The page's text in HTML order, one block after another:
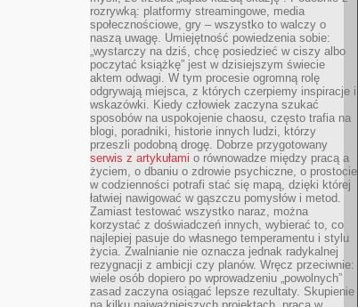
rozrywką: platformy streamingowe, media
społecznościowe, gry – wszystko to walczy o
naszą uwagę. Umiejętność powiedzenia sobie:
„wystarczy na dziś, chcę posiedzieć w ciszy albo
poczytać książkę” jest w dzisiejszym świecie
aktem odwagi. W tym procesie ogromną rolę
odgrywają miejsca, z których czerpiemy inspiracje i
wskazówki. Kiedy człowiek zaczyna szukać
sposobów na uspokojenie chaosu, często trafia na
blogi, poradniki, historie innych ludzi, którzy
przeszli podobną drogę. Dobrze przygotowany
serwis z artykułami o równowadze między pracą a
życiem, o dbaniu o zdrowie psychiczne, o prostocie
w codzienności potrafi stać się mapą, dzięki której
łatwiej nawigować w gąszczu pomysłów i metod.
Zamiast testować wszystko naraz, można
korzystać z doświadczeń innych, wybierać to, co
najlepiej pasuje do własnego temperamentu i stylu
życia. Zwalnianie nie oznacza jednak radykalnej
rezygnacji z ambicji czy planów. Wręcz przeciwnie:
wiele osób dopiero po wprowadzeniu „powolnych”
zasad zaczyna osiągać lepsze rezultaty. Skupienie